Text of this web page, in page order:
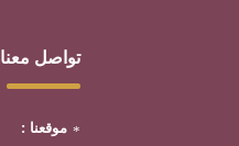
تواصل معنا
موقعنا :